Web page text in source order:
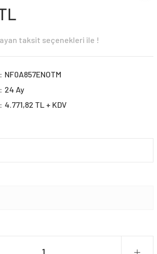
taksit seçenekleri ile !
NF0A857ENOTM
24 Ay
4.771,82 TL + KDV